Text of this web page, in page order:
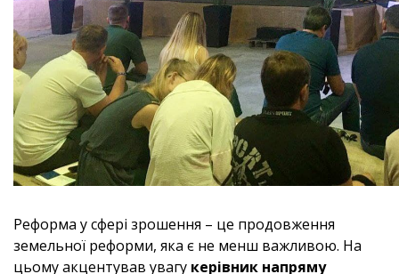
Реформа у сфері зрошення – це продовження
земельної реформи, яка є не менш важливою. На
цьому акцентував увагу керівник напряму